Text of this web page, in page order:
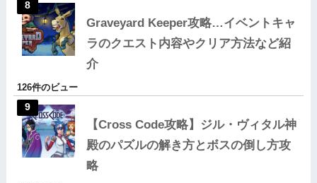
Graveyard Keeper攻略…イベントキャ
ラのクエスト内容やクリア方法など紹
介
126件のビュー
【Cross Code攻略】ジル・ヴィタル神
殿のパズルの解き方とボスの倒し方攻
略